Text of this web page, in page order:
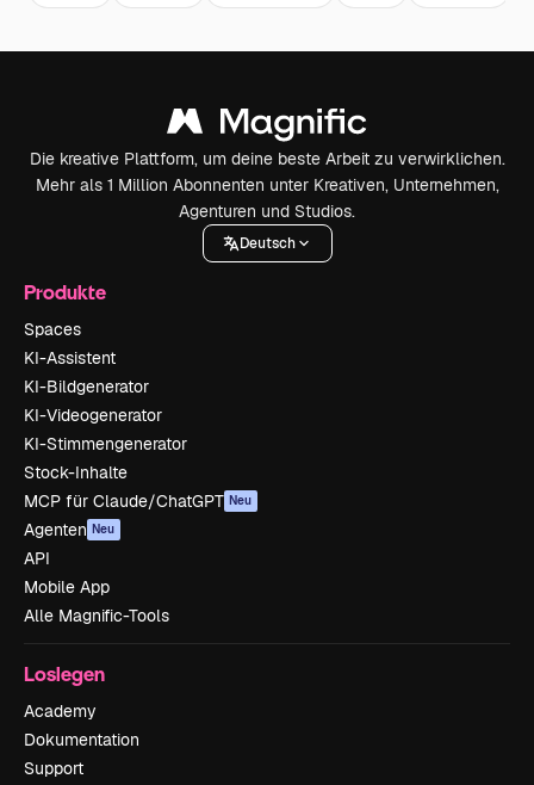
Die kreative Plattform, um deine beste Arbeit zu verwirklichen.
Mehr als 1 Million Abonnenten unter Kreativen, Unternehmen,
Agenturen und Studios.
Deutsch
Produkte
Spaces
KI-Assistent
KI-Bildgenerator
KI-Videogenerator
KI-Stimmengenerator
Stock-Inhalte
MCP für Claude/ChatGPT Neu
Agenten Neu
API
Mobile App
Alle Magnific-Tools
Loslegen
Academy
Dokumentation
Support